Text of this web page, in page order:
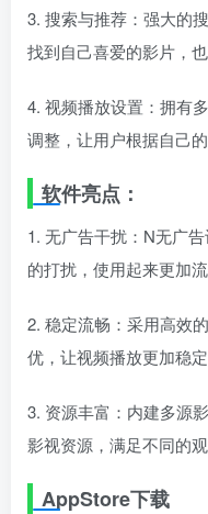
3. 搜索与推荐：强大的
找到自己喜爱的影片，
4. 视频播放设置：拥有
调整，让用户根据自己
软件亮点：
1. 无广告干扰：N无广
的打扰，使用起来更加流
2. 稳定流畅：采用高效
优，让视频播放更加稳定
3. 资源丰富：内建多源
影视资源，满足不同的观
AppStore下载